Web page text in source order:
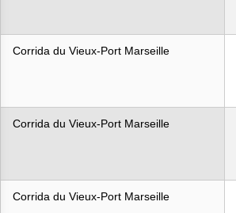
Corrida du Vieux-Port Marseille
Corrida du Vieux-Port Marseille
Corrida du Vieux-Port Marseille